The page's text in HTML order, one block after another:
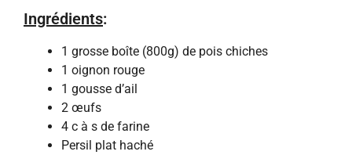
Ingrédients:
1 grosse boîte (800g) de pois chiches
1 oignon rouge
1 gousse d’ail
2 œufs
4 c à s de farine
Persil plat haché